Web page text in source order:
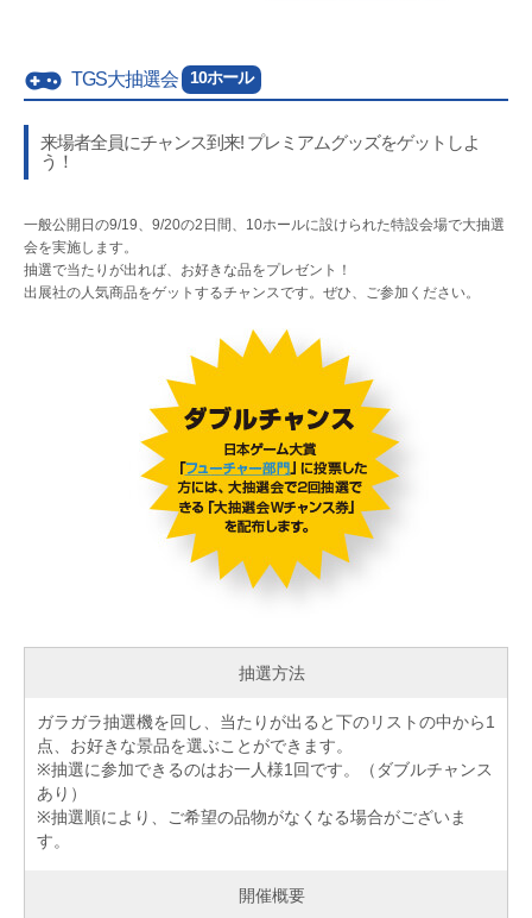
TGS大抽選会 10ホール
来場者全員にチャンス到来! プレミアムグッズをゲットしよ
う！
一般公開日の9/19、9/20の2日間、10ホールに設けられた特設会場で大抽選
会を実施します。
抽選で当たりが出れば、お好きな品をプレゼント！
出展社の人気商品をゲットするチャンスです。ぜひ、ご参加ください。
抽選方法
ガラガラ抽選機を回し、当たりが出ると下のリストの中から1
点、お好きな景品を選ぶことができます。
※抽選に参加できるのはお一人様1回です。（ダブルチャンス
あり）
※抽選順により、ご希望の品物がなくなる場合がございま
す。
開催概要